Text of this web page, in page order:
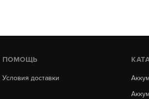
ПОМОЩЬ
Условия доставки